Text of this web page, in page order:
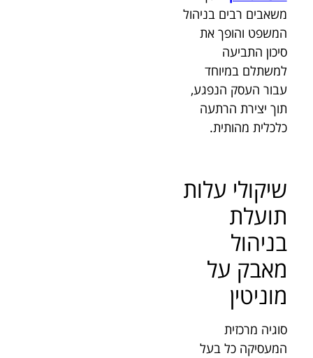
משאבים רבים בניהול
המשפט והופך את
סיכון התביעה
למשתלם במיוחד
עבור העסק הנפגע,
תוך יצירת הרתעה
כלכלית מהותית.
שיקולי עלות
תועלת
בניהול
מאבק על
מוניטין
סוגיה מרכזית
המעסיקה כל בעל